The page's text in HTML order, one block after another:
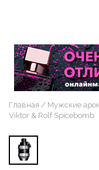
Главная Мужские
Viktor & Rolf Spicebomb